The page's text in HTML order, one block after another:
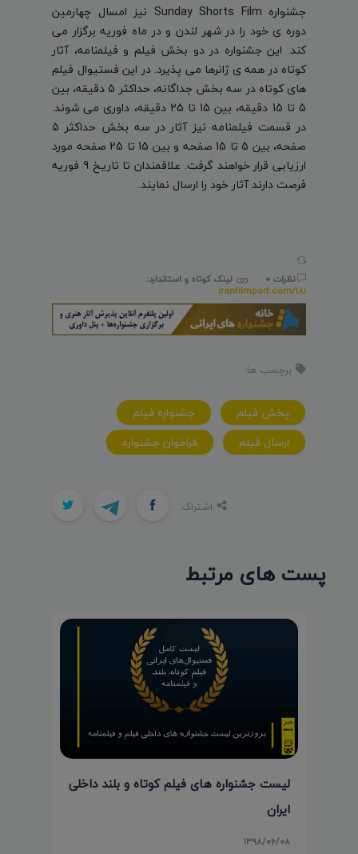
جشنواره Sunday Shorts Film نیز امسال چهارمین
دوره ی خود را در شهر لندن و در ماه فوریه برگزار می
کند. این جشنواره در دو بخش فیلم و فیلمنامه، آثار
کوتاه در همه ی ژانرها می پذیرد. در این فستیوال فیلم
های کوتاه در سه بخش جداگانه، حداکثر 5 دقیقه، بین
5 تا 15 دقیقه، بین 15 تا 25 دقیقه، داوری می شوند.
در قسمت فیلمنامه نیز آثار در سه بخش حداکثر 5
صفحه، بین 5 تا 15‌ صفحه و بین 15 تا 25‌ صفحه مورد
ارزیابی قرار خواهند گرفت. علاقمندان تا تاریخ 9 فوریه
فرصت دارند آثار خود را ارسال نمایند.
نظرات 0
لینک کوتاه و استاندارد:
iranfilmport.com/181
برچسب ها:
پخش فيلم
جشنواره فيلم
ارسال فيلم
فراخوان جشنواره
اشتراک:
پست های مرتبط
لیست جشنواره های فیلم کوتاه و بلند داخلی
ایران
۱۳۹۸/۰۶/۰۸